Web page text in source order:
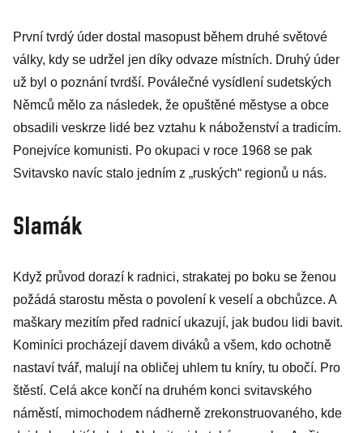
První tvrdý úder dostal masopust během druhé světové
války, kdy se udržel jen díky odvaze místních. Druhý úder
už byl o poznání tvrdší. Poválečné vysídlení sudetských
Němců mělo za následek, že opuštěné městyse a obce
obsadili veskrze lidé bez vztahu k náboženství a tradicím.
Ponejvíce komunisti. Po okupaci v roce 1968 se pak
Svitavsko navíc stalo jedním z „ruských“ regionů u nás.
Slamák
Když průvod dorazí k radnici, strakatej po boku se ženou
požádá starostu města o povolení k veselí a obchůzce. A
maškary mezitím před radnicí ukazují, jak budou lidi bavit.
Kominíci procházejí davem diváků a všem, kdo ochotně
nastaví tvář, malují na obličej uhlem tu kníry, tu obočí. Pro
štěstí. Celá akce končí na druhém konci svitavského
náměstí, mimochodem nádherně zrekonstruovaného, kde